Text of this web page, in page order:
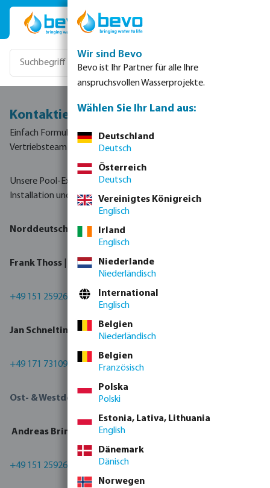
Zum Hauptinhalt springen
Kontaktieren Sie unser Vertriebsteam
Einfach Formular ausfüllen oder direkt mit unserem
Vertriebsteam Kontakt aufnehmen.
Unsere Pool-Experten beratenSie zu Produktauswahl,
Installation und Verfügbarkeit:
Norddeutschland:
Frank Thoss fthoss@bevo.com|
+49 151 25926094|
Jan Schnelting |jschnelting@bevo.com
+49 171 7310927
Ost- & Westdeutschland:
Andreas Brink abrink@bevo.com
+49 151 25926094
Wir sind Bevo
Bevo ist Ihr Partner für alle Ihre
anspruchsvollen Wasserprojekte.
Wählen Sie Ihr Land aus:
Deutschland
Deutsch
Österreich
Deutsch
Vereinigtes Königreich
Englisch
Irland
Englisch
Niederlande
Niederländisch
International
Englisch
Belgien
Niederländisch
Belgien
Französisch
Polska
Polski
Estonia, Lativa, Lithuania
English
Dänemark
Dänisch
Norwegen